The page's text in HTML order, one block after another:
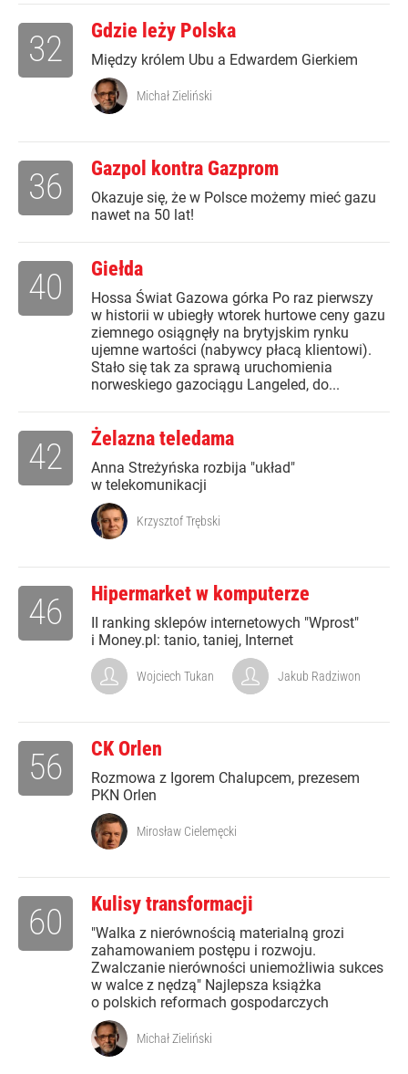
Gdzie leży Polska
Między królem Ubu a Edwardem Gierkiem
32
Michał Zieliński
Gazpol kontra Gazprom
Okazuje się, że w Polsce możemy mieć gazu
nawet na 50 lat!
36
Giełda
Hossa Świat Gazowa górka Po raz pierwszy
w historii w ubiegły wtorek hurtowe ceny gazu
ziemnego osiągnęły na brytyjskim rynku
ujemne wartości (nabywcy płacą klientowi).
Stało się tak za sprawą uruchomienia
norweskiego gazociągu Langeled, do...
40
Żelazna teledama
Anna Streżyńska rozbija "układ"
w telekomunikacji
42
Krzysztof Trębski
Hipermarket w komputerze
II ranking sklepów internetowych "Wprost"
i Money.pl: tanio, taniej, Internet
46
Wojciech Tukan Jakub Radziwon
CK Orlen
Rozmowa z Igorem Chalupcem, prezesem
PKN Orlen
56
Mirosław Cielemęcki
Kulisy transformacji
"Walka z nierównością materialną grozi
zahamowaniem postępu i rozwoju.
Zwalczanie nierówności uniemożliwia sukces
w walce z nędzą" Najlepsza książka
o polskich reformach gospodarczych
60
Michał Zieliński